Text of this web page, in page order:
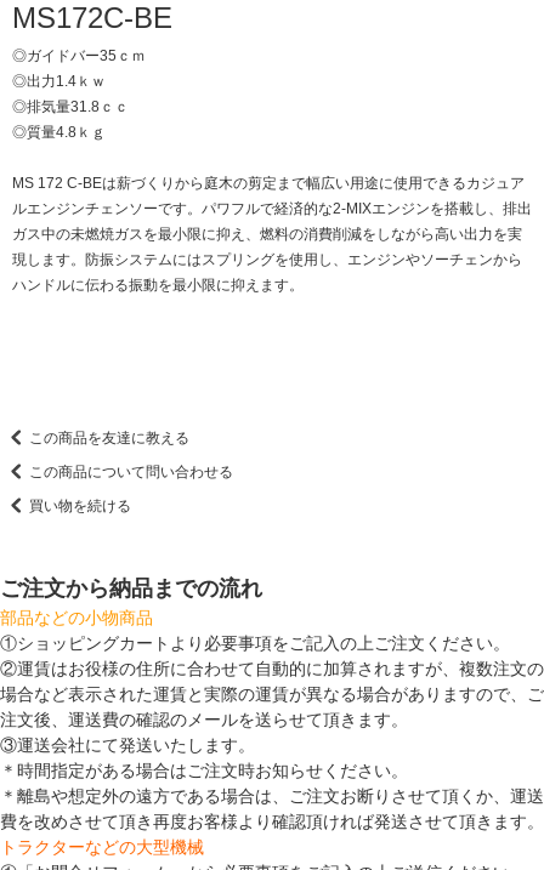
MS172C-BE
◎ガイドバー35ｃｍ
◎出力1.4ｋｗ
◎排気量31.8ｃｃ
◎質量4.8ｋｇ
MS 172 C-BEは薪づくりから庭木の剪定まで幅広い用途に使用できるカジュア
ルエンジンチェンソーです。パワフルで経済的な2-MIXエンジンを搭載し、排出
ガス中の未燃焼ガスを最小限に抑え、燃料の消費削減をしながら高い出力を実
現します。防振システムにはスプリングを使用し、エンジンやソーチェンから
ハンドルに伝わる振動を最小限に抑えます。
この商品を友達に教える
この商品について問い合わせる
買い物を続ける
ご注文から納品までの流れ
部品などの小物商品
①ショッピングカートより必要事項をご記入の上ご注文ください。
②運賃はお役様の住所に合わせて自動的に加算されますが、複数注文の
場合など表示された運賃と実際の運賃が異なる場合がありますので、ご
注文後、運送費の確認のメールを送らせて頂きます。
③運送会社にて発送いたします。
＊時間指定がある場合はご注文時お知らせください。
＊離島や想定外の遠方である場合は、ご注文お断りさせて頂くか、運送
費を改めさせて頂き再度お客様より確認頂ければ発送させて頂きます。
トラクターなどの大型機械